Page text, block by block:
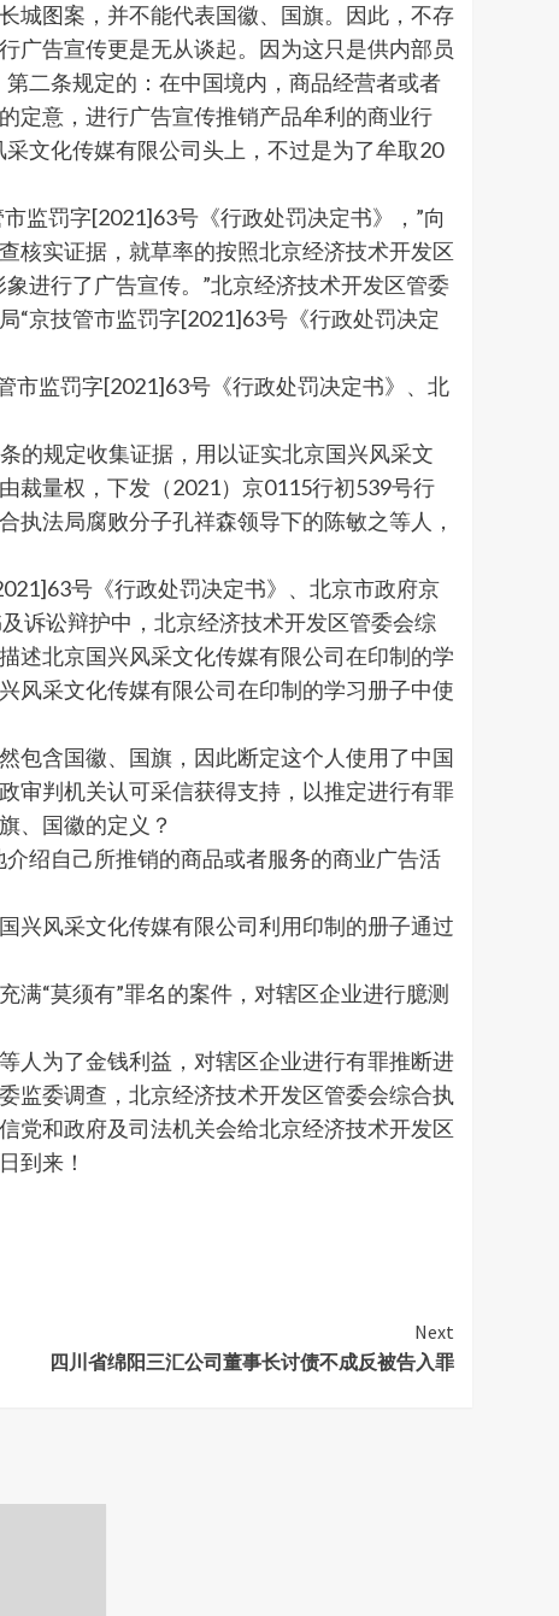
城图案，并不能代表国徽、国旗。因此，不存
广告宣传更是无从谈起。因为这只是供内部员
二条规定的：在中国境内，商品经营者或者
定意，进行广告宣传推销产品牟利的商业行
文化传媒有限公司头上，不过是为了牟取20
监罚字[2021]63号《行政处罚决定书》，”向
核实证据，就草率的按照北京经济技术开发区
进行了广告宣传。”北京经济技术开发区管委
“京技管市监罚字[2021]63号《行政处罚决定
市监罚字[2021]63号《行政处罚决定书》、北
的规定收集证据，用以证实北京国兴风采文
裁量权，下发（2021）京0115行初539号行
法局腐败分子孔祥森领导下的陈敏之等人，
号《行政处罚决定书》、北京市政府京
诉讼辩护中，北京经济技术开发区管委会综
述北京国兴风采文化传媒有限公司在印制的学
风采文化传媒有限公司在印制的学习册子中使
包含国徽、国旗，因此断定这个人使用了中国
审判机关认可采信获得支持，以推定进行有罪
、国徽的定义？
绍自己所推销的商品或者服务的商业广告活
兴风采文化传媒有限公司利用印制的册子通过
“莫须有”罪名的案件，对辖区企业进行臆测
人为了金钱利益，对辖区企业进行有罪推断进
监委调查，北京经济技术开发区管委会综合执
党和政府及司法机关会给北京经济技术开发区
到来！
Next
四川省绵阳三汇公司董事长讨债不成反被告入罪